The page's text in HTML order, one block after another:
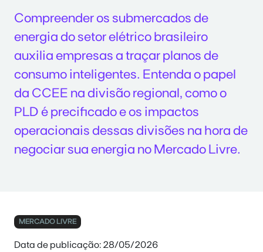
Compreender os submercados de
energia do setor elétrico brasileiro
auxilia empresas a traçar planos de
consumo inteligentes. Entenda o papel
da CCEE na divisão regional, como o
PLD é precificado e os impactos
operacionais dessas divisões na hora de
negociar sua energia no Mercado Livre.
MERCADO LIVRE
Data de publicação: 28/05/2026